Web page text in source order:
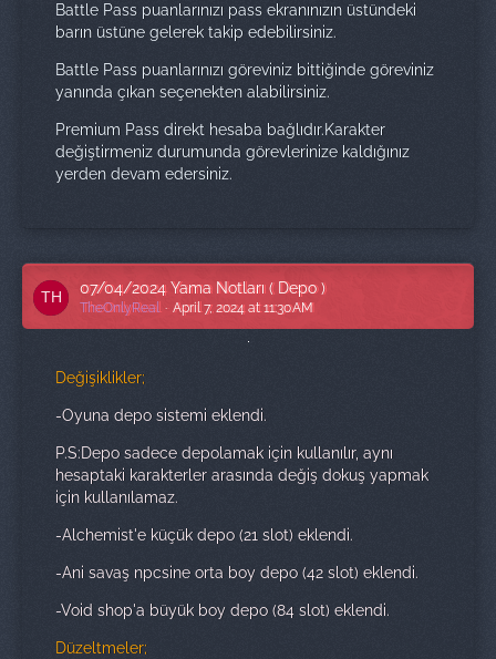
Battle Pass puanlarınızı pass ekranınızın üstündeki
barın üstüne gelerek takip edebilirsiniz.
Battle Pass puanlarınızı göreviniz bittiğinde göreviniz
yanında çıkan seçenekten alabilirsiniz.
Premium Pass direkt hesaba bağlıdır.Karakter
değiştirmeniz durumunda görevlerinize kaldığınız
yerden devam edersiniz.
07/04/2024 Yama Notları ( Depo )
TheOnlyReal April 7, 2024 at 11:30 AM
Değişiklikler;
-Oyuna depo sistemi eklendi.
P.S:Depo sadece depolamak için kullanılır, aynı
hesaptaki karakterler arasında değiş dokuş yapmak
için kullanılamaz.
-Alchemist'e küçük depo (21 slot) eklendi.
-Ani savaş npcsine orta boy depo (42 slot) eklendi.
-Void shop'a büyük boy depo (84 slot) eklendi.
Düzeltmeler;